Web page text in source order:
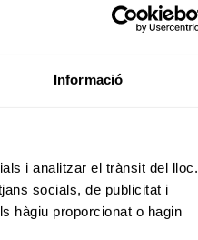
Informació
i analitzar el trànsit del lloc.
socials, de publicitat i
hàgiu proporcionat o hagin